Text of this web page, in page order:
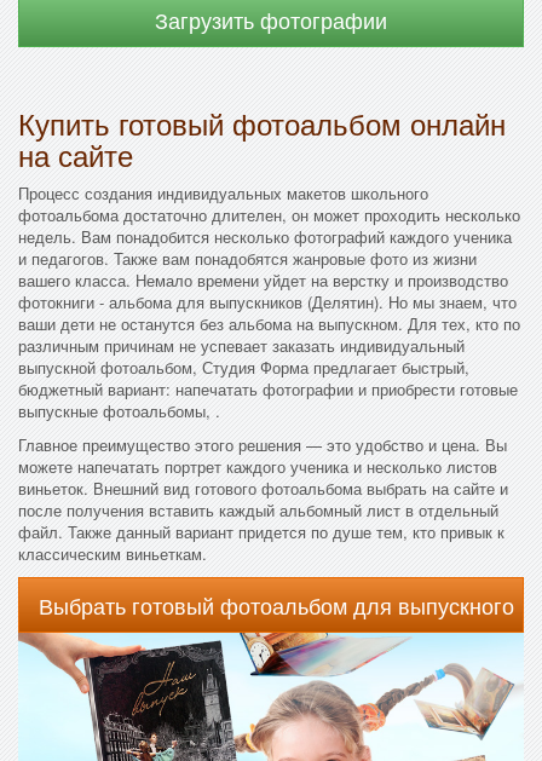
Загрузить фотографии
Купить готовый фотоальбом онлайн
на сайте
Процесс создания индивидуальных макетов школьного
фотоальбома достаточно длителен, он может проходить несколько
недель. Вам понадобится несколько фотографий каждого ученика
и педагогов. Также вам понадобятся жанровые фото из жизни
вашего класса. Немало времени уйдет на верстку и производство
фотокниги - альбома для выпускников (Делятин). Но мы знаем, что
ваши дети не останутся без альбома на выпускном. Для тех, кто по
различным причинам не успевает заказать индивидуальный
выпускной фотоальбом, Студия Форма предлагает быстрый,
бюджетный вариант: напечатать фотографии и приобрести готовые
выпускные фотоальбомы, .
Главное преимущество этого решения — это удобство и цена. Вы
можете напечатать портрет каждого ученика и несколько листов
виньеток. Внешний вид готового фотоальбома выбрать на сайте и
после получения вставить каждый альбомный лист в отдельный
файл. Также данный вариант придется по душе тем, кто привык к
классическим виньеткам.
Выбрать готовый фотоальбом для выпускного